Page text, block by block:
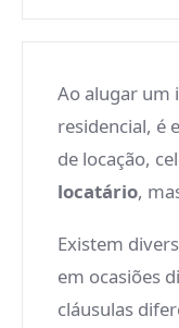
Ao alugar um
residencial, é
de locação,
locatário,
Existem
em ocasiões
cláusulas